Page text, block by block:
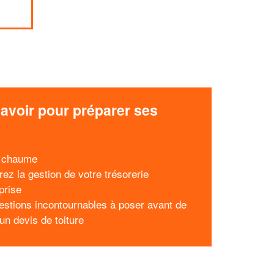
pour préparer ses
la gestion de votre trésorerie
incontournables à poser avant de
devis de toiture